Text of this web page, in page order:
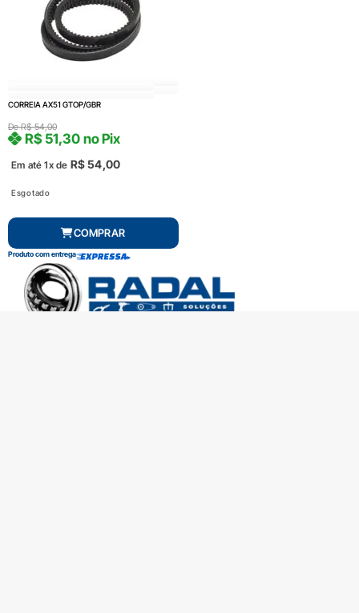
CORREIA AX51 GTOP/GBR
DeR$54,00
Em até 1x de R$54,00
R$51,30 no Pix
Esgotado
COMPRAR
Produto com entrega